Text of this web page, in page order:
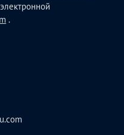
.